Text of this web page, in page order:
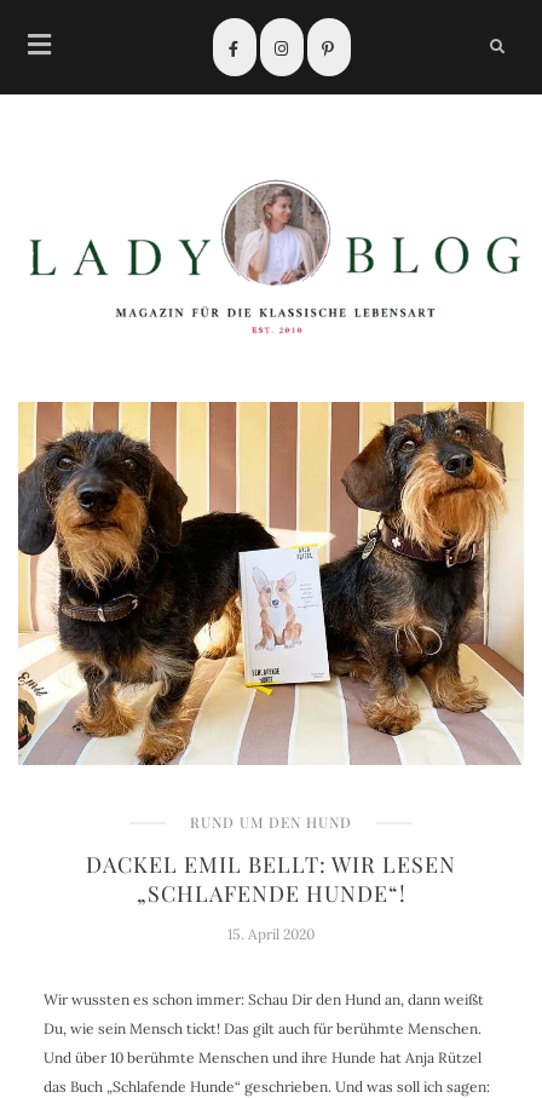
RUND UM DEN HUND
DACKEL EMIL BELLT: WIR LESEN
„SCHLAFENDE HUNDE“!
15. April 2020
Wir wussten es schon immer: Schau Dir den Hund an, dann weißt
Du, wie sein Mensch tickt! Das gilt auch für berühmte Menschen.
Und über 10 berühmte Menschen und ihre Hunde hat Anja Rützel
das Buch „Schlafende Hunde“ geschrieben. Und was soll ich sagen: